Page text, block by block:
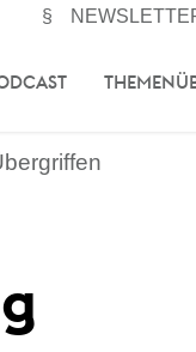
§